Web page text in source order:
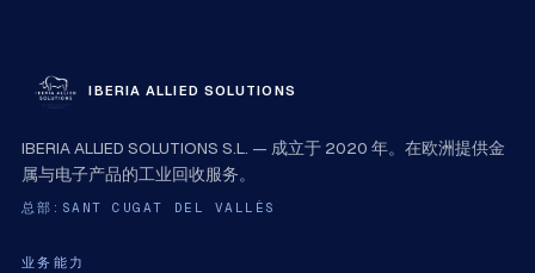
IBERIA ALLIED SOLUTIONS
IBERIA ALLIED SOLUTIONS S.L. — 成立于 2020 年。在欧洲提供金
属与电子产品的工业回收服务。
总部:SANT CUGAT DEL VALLÈS
业务能力